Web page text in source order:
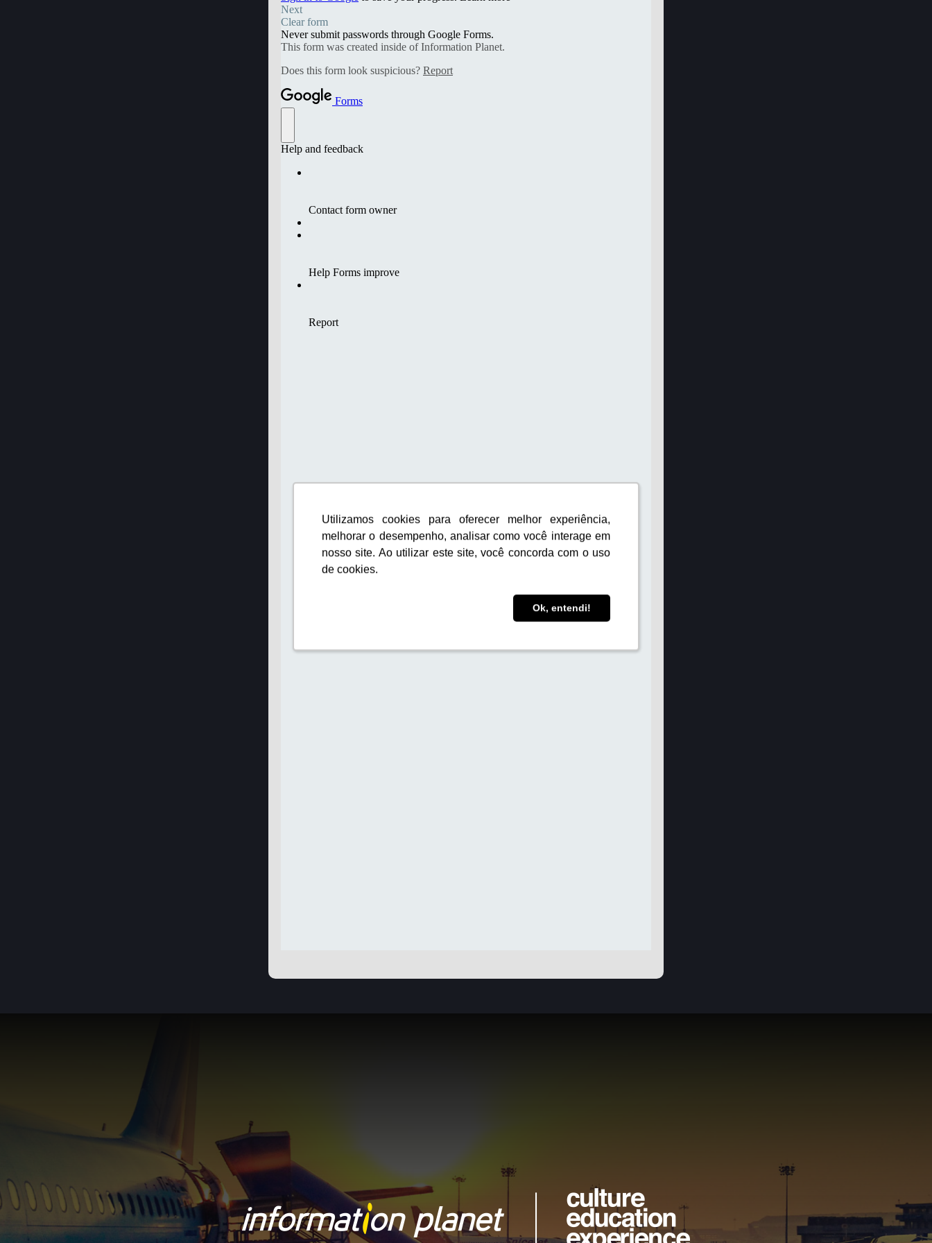
Utilizamos cookies para oferecer melhor experiência,
melhorar o desempenho, analisar como você interage em
nosso site. Ao utilizar este site, você concorda com o uso
de cookies.
Ok, entendi!
Utilizamos cookies para oferecer melhor experiência,
melhorar o desempenho, analisar como você interage em
nosso site. Ao utilizar este site, você concorda com o uso
de cookies.
Ok, entendi!